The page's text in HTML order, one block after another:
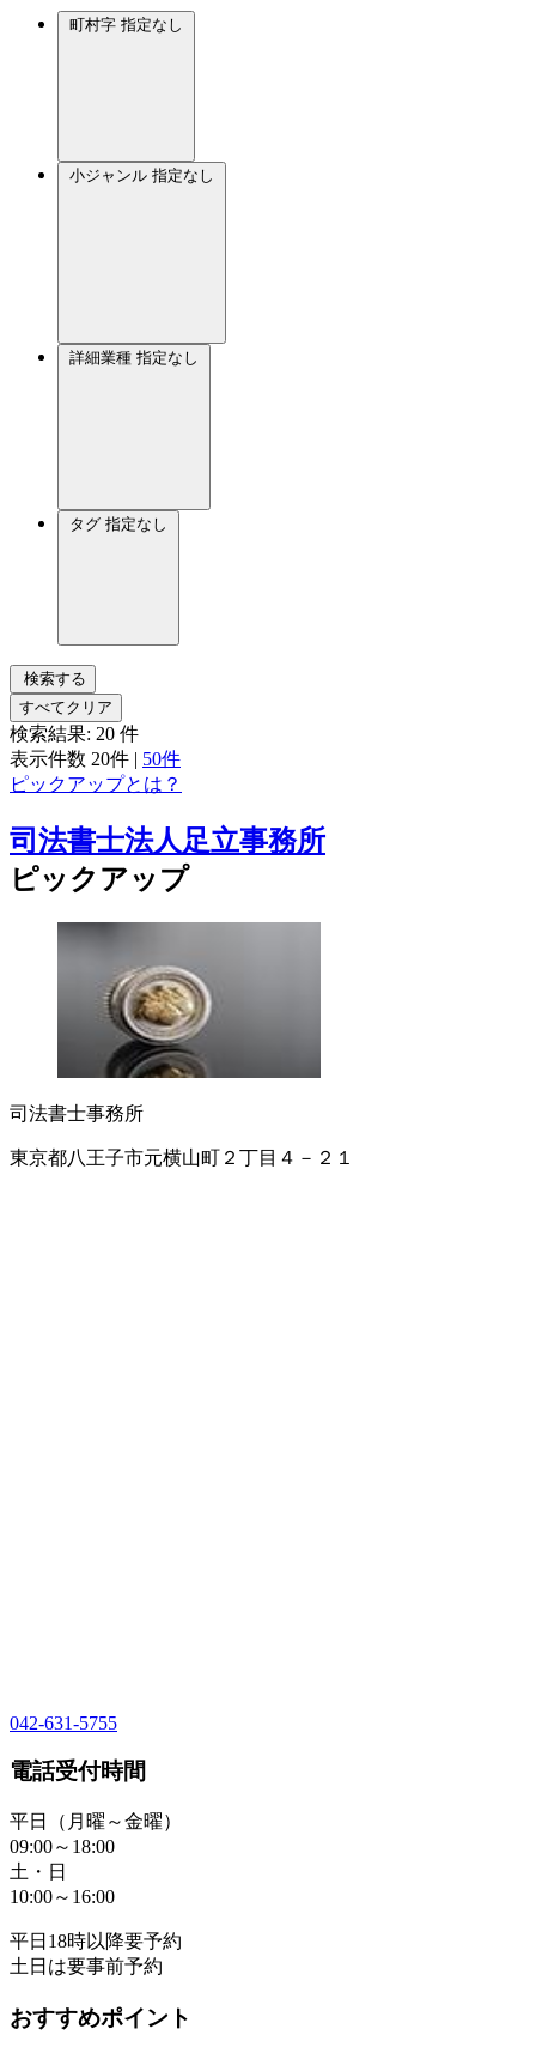
町村字 指定なし
小ジャンル 指定なし
詳細業種 指定なし
タグ 指定なし
検索する
すべてクリア
検索結果: 20 件
表示件数 20件 | 50件
ピックアップとは？
司法書士法人足立事務所
ピックアップ
司法書士事務所
東京都八王子市元横山町２丁目４－２１
042-631-5755
電話受付時間
平日（月曜～金曜）
09:00～18:00
土・日
10:00～16:00
平日18時以降要予約
土日は要事前予約
おすすめポイント